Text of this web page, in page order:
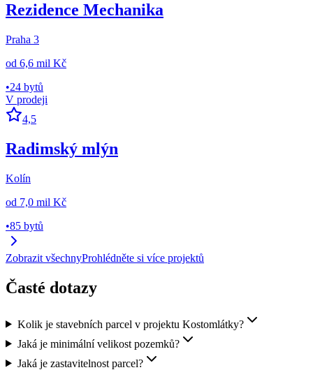
Rezidence Mechanika
Praha 3
od 6,6 mil Kč
•24 bytů
V prodeji
4,5
Radimský mlýn
Kolín
od 7,0 mil Kč
•85 bytů
Zobrazit všechnyProhlédněte si více projektů
Časté dotazy
Kolik je stavebních parcel v projektu Kostomlátky?
Jaká je minimální velikost pozemků?
Jaká je zastavitelnost parcel?